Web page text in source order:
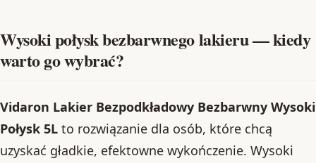
Wysoki połysk bezbarwnego lakieru — kiedy
warto go wybrać?
Vidaron Lakier Bezpodkładowy Bezbarwny Wysoki
Połysk 5L to rozwiązanie dla osób, które chcą
uzyskać gładkie, efektowne wykończenie. Wysoki